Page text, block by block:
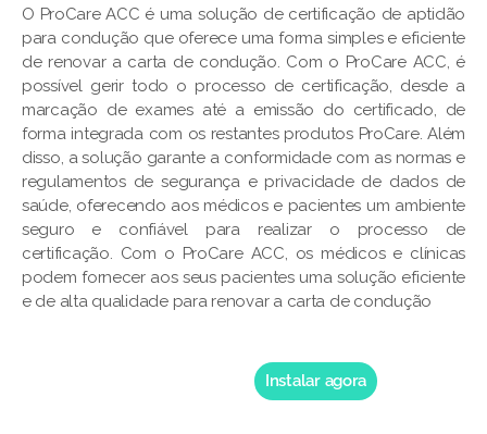
O ProCare ACC é uma solução de certificação de aptidão
para condução que oferece uma forma simples e eficiente
de renovar a carta de condução. Com o ProCare ACC, é
possível gerir todo o processo de certificação, desde a
marcação de exames até a emissão do certificado, de
forma integrada com os restantes produtos ProCare. Além
disso, a solução garante a conformidade com as normas e
regulamentos de segurança e privacidade de dados de
saúde, oferecendo aos médicos e pacientes um ambiente
seguro e confiável para realizar o processo de
certificação. Com o ProCare ACC, os médicos e clínicas
podem fornecer aos seus pacientes uma solução eficiente
e de alta qualidade para renovar a carta de condução
Instalar agora